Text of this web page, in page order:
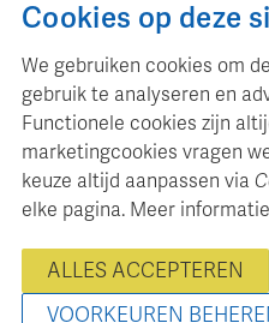
+ 32 (0)2 893 00 52
www.retrievermedia.be
Retriever Media Informatie
mediadatabase voor
© 2000 - 2026 Retriever
Cookies op deze
We gebruiken cookies om
gebruik te analyseren en
Functionele cookies zijn
marketingcookies vragen
keuze altijd aanpassen via
elke pagina. Meer
ALLES ACCEPTEREN
VOORKEUREN